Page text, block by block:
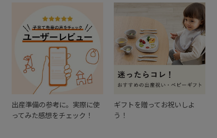
出産準備の参考に。実際に使
ってみた感想をチェック！
ギフトを贈ってお祝いしよ
う！